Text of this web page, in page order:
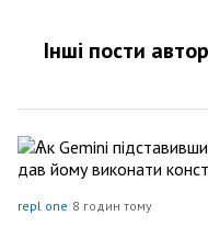
Інші пости
repl one 8 годин тому